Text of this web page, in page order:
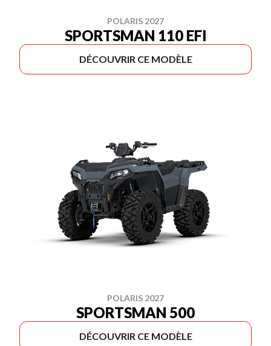
POLARIS 2027
SPORTSMAN 110 EFI
DÉCOUVRIR CE MODÈLE
POLARIS 2027
SPORTSMAN 500
DÉCOUVRIR CE MODÈLE